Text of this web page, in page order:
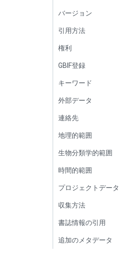
バージョン
引用方法
権利
GBIF登録
キーワード
外部データ
連絡先
地理的範囲
生物分類学的範囲
時間的範囲
プロジェクトデータ
収集方法
書誌情報の引用
追加のメタデータ